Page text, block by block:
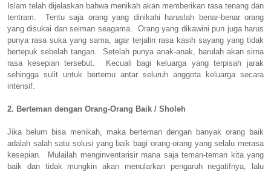
Islam telah dijelaskan bahwa menikah akan memberikan rasa tenang dan
tentram. Tentu saja orang yang dinikahi haruslah benar-benar orang
yang disukai dan seiman seagama. Orang yang dikawini pun juga harus
punya rasa suka yang sama, agar terjalin rasa kasih sayang yang tidak
bertepuk sebelah tangan. Setelah punya anak-anak, barulah akan sirna
rasa kesepian tersebut. Kecuali bagi keluarga yang terpisah jarak
sehingga sulit untuk bertemu antar seluruh anggota keluarga secara
intensif.
2. Berteman dengan Orang-Orang Baik / Sholeh
Jika belum bisa menikah, maka berteman dengan banyak orang baik
adalah salah satu solusi yang baik bagi orang-orang yang selalu merasa
kesepian. Mulailah menginventarisir mana saja teman-teman kita yang
baik dan tidak mungkin akan menularkan pengaruh negatifnya, lalu